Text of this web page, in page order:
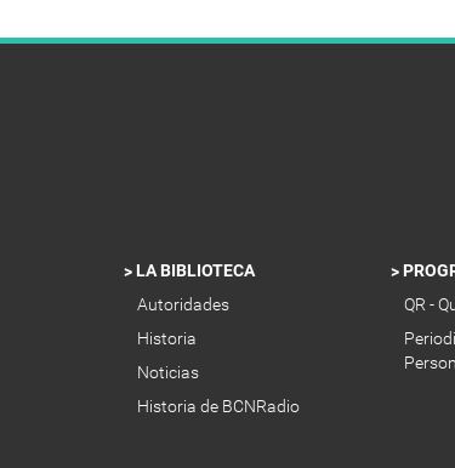
LA BIBLIOTECA
Autoridades
Historia
Noticias
Historia de BCNRadio
QR -